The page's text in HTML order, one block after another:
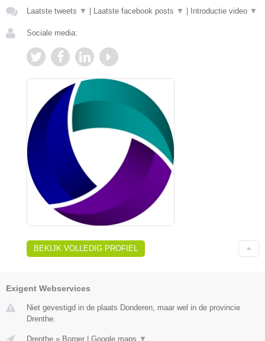
Laatste tweets ▼ Laatste facebook posts ▼ Introductie video ▼
Sociale media:
BEKIJK VOLLEDIG PROFIEL
Exigent Webservices
Niet gevestigd in de plaats Donderen, maar wel in de provincie
Drenthe.
Drenthe » Borger Google maps ▼